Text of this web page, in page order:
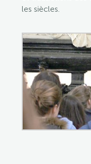
les siècles.